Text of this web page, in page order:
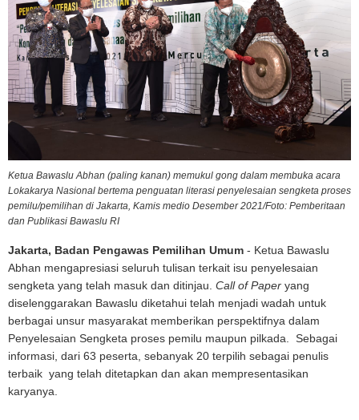
Ketua Bawaslu Abhan (paling kanan) memukul gong dalam membuka acara
Lokakarya Nasional bertema penguatan literasi penyelesaian sengketa proses
pemilu/pemilihan di Jakarta, Kamis medio Desember 2021/Foto: Pemberitaan
dan Publikasi Bawaslu RI
Jakarta, Badan Pengawas Pemilihan Umum - Ketua Bawaslu
Abhan mengapresiasi seluruh tulisan terkait isu penyelesaian
sengketa yang telah masuk dan ditinjau. Call of Paper yang
diselenggarakan Bawaslu diketahui telah menjadi wadah untuk
berbagai unsur masyarakat memberikan perspektifnya dalam
Penyelesaian Sengketa proses pemilu maupun pilkada. Sebagai
informasi, dari 63 peserta, sebanyak 20 terpilih sebagai penulis
terbaik yang telah ditetapkan dan akan mempresentasikan
karyanya.